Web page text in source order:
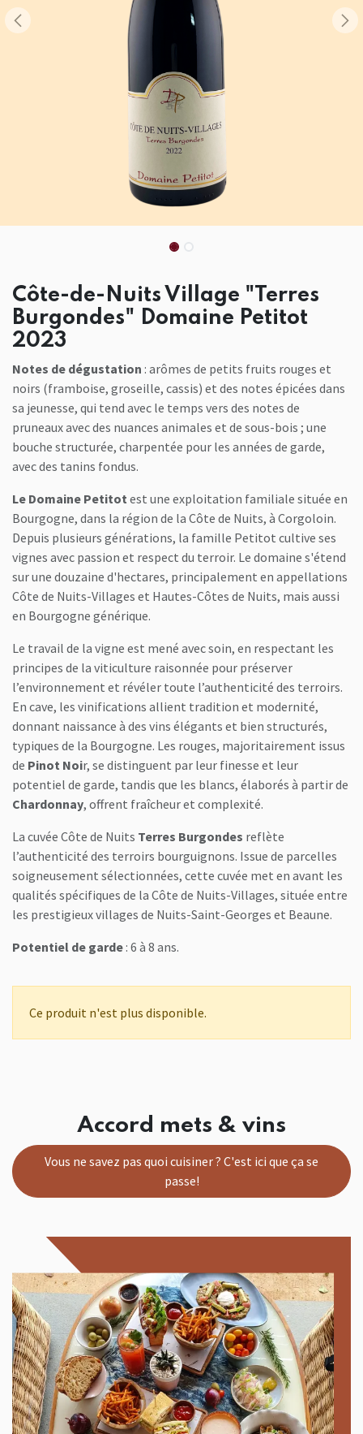
Côte-de-Nuits Village "Terres
Burgondes" Domaine Petitot
2023
Notes de dégustation : arômes de petits fruits rouges et
noirs (framboise, groseille, cassis) et des notes épicées dans
sa jeunesse, qui tend avec le temps vers des notes de
pruneaux avec des nuances animales et de sous-bois ; une
bouche structurée, charpentée pour les années de garde,
avec des tanins fondus.
Le Domaine Petitot est une exploitation familiale située en
Bourgogne, dans la région de la Côte de Nuits, à Corgoloin.
Depuis plusieurs générations, la famille Petitot cultive ses
vignes avec passion et respect du terroir. Le domaine s'étend
sur une douzaine d'hectares, principalement en appellations
Côte de Nuits-Villages et Hautes-Côtes de Nuits, mais aussi
en Bourgogne générique.
Le travail de la vigne est mené avec soin, en respectant les
principes de la viticulture raisonnée pour préserver
l’environnement et révéler toute l’authenticité des terroirs.
En cave, les vinifications allient tradition et modernité,
donnant naissance à des vins élégants et bien structurés,
typiques de la Bourgogne. Les rouges, majoritairement issus
de Pinot Noir, se distinguent par leur finesse et leur
potentiel de garde, tandis que les blancs, élaborés à partir de
Chardonnay, offrent fraîcheur et complexité.
La cuvée Côte de Nuits Terres Burgondes reflète
l’authenticité des terroirs bourguignons. Issue de parcelles
soigneusement sélectionnées, cette cuvée met en avant les
qualités spécifiques de la Côte de Nuits-Villages, située entre
les prestigieux villages de Nuits-Saint-Georges et Beaune.
Potentiel de garde : 6 à 8 ans.
Ce produit n'est plus disponible.
Accord mets & vins
Vous ne savez pas quoi cuisiner ? C'est ici que ça se
passe!